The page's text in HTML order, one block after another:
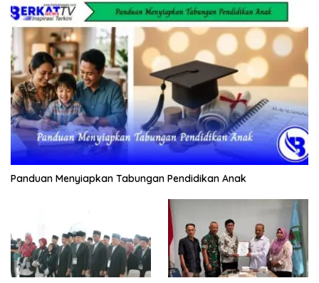
Panduan Menyiapkan Tabungan Pendidikan Anak